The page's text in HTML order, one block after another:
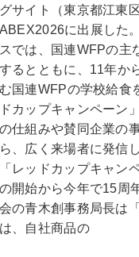
グサイト（東京都江東
ABEX2026に出展した
スでは、国連WFPの主
するとともに、11年か
む国連WFPの学校給食
ドカップキャンペーン
の仕組みや賛同企業の
ら、広く来場者に発信し
「レッドカップキャン
の開始から今年で15周
会の青木創事務局長は
は、自社商品の